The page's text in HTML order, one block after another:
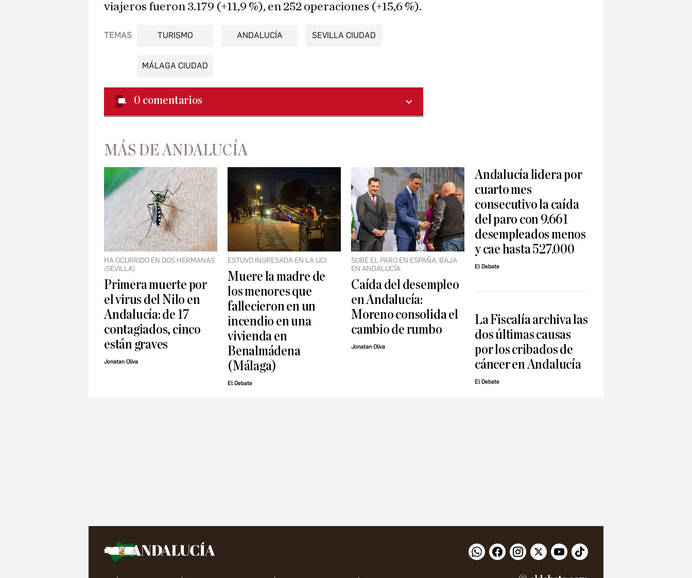
viajeros fueron 3.179 (+11,9 %), en 252 operaciones (+15,6 %).
TEMAS TURISMO ANDALUCÍA SEVILLA CIUDAD
MÁLAGA CIUDAD
0 comentarios
MÁS DE ANDALUCÍA
HA OCURRIDO EN DOS HERMANAS
(SEVILLA)
Primera muerte por
el virus del Nilo en
Andalucía: de 17
contagiados, cinco
están graves
Jonatan Oliva
ESTUVO INGRESADA EN LA UCI
Muere la madre de
los menores que
fallecieron en un
incendio en una
vivienda en
Benalmádena
(Málaga)
El Debate
SUBE EL PARO EN ESPAÑA, BAJA
EN ANDALUCÍA
Caída del desempleo
en Andalucía:
Moreno consolida el
cambio de rumbo
Jonatan Oliva
Andalucía lidera por
cuarto mes
consecutivo la caída
del paro con 9.661
desempleados menos
y cae hasta 527.000
El Debate
La Fiscalía archiva las
dos últimas causas
por los cribados de
cáncer en Andalucía
El Debate